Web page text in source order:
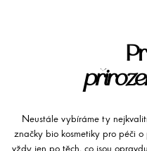
Neustále vybíráme ty
značky bio kosmetiky pro péči